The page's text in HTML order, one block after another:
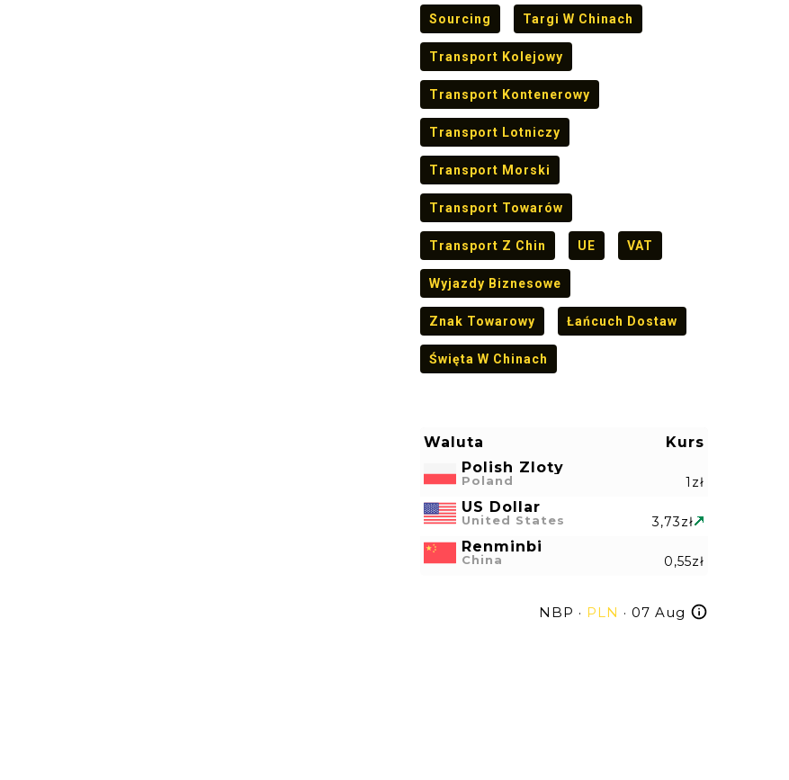
Sourcing Targi W Chinach
Transport Kolejowy
Transport Kontenerowy
Transport Lotniczy
Transport Morski
Transport Towarów
Transport Z Chin UE VAT
Wyjazdy Biznesowe
Znak Towarowy Łańcuch Dostaw
Święta W Chinach
Waluta
Kurs
Polish Zloty
Poland 1zł
US Dollar
United States 3,73zł
Renminbi
China 0,55zł
NBP · PLN · 07 Aug